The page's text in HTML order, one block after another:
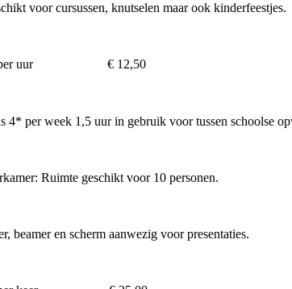
voor cursussen, knutselen maar ook kinderfeestjes.
uur € 12,50
4* per week 1,5 uur in gebruik voor tussen schoolse
Ruimte geschikt voor 10 personen.
beamer en scherm aanwezig voor presentaties.